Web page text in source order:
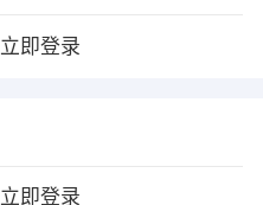
立即登录
立即登录